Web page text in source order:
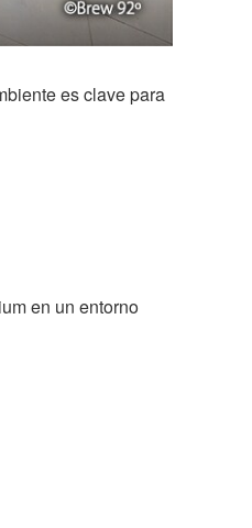
es clave para
en un entorno